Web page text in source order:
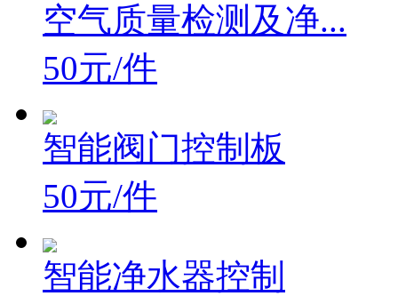
空气质量检测及净...
50元/件
智能阀门控制板
50元/件
智能净水器控制